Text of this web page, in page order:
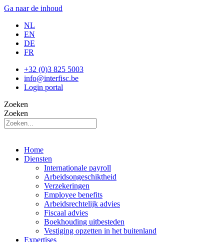
Ga naar de inhoud
NL
EN
DE
FR
+32 (0)3 825 5003
info@interfisc.be
Login portal
Zoeken
Zoeken
Home
Diensten
Internationale payroll
Arbeidsongeschiktheid
Verzekeringen
Employee benefits
Arbeidsrechtelijk advies
Fiscaal advies
Boekhouding uitbesteden
Vestiging opzetten in het buitenland
Expertises